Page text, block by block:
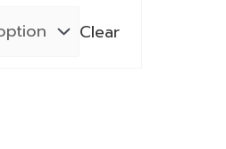
Clear